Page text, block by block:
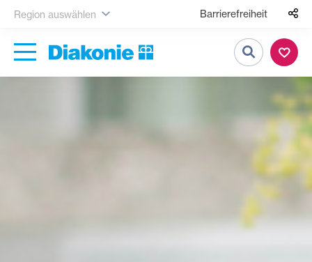
Region auswählen Barrierefreiheit
Suche